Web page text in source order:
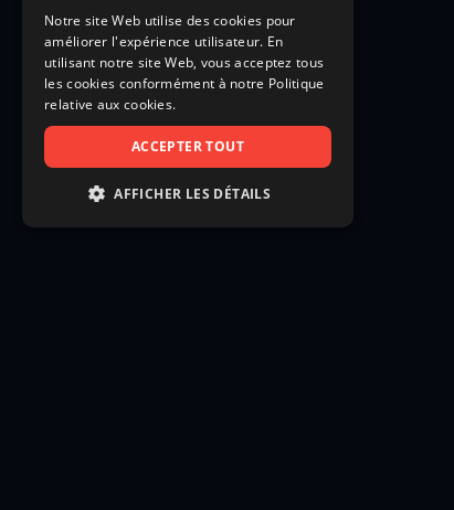
Notre site Web utilise des cookies pour
améliorer l'expérience utilisateur. En
utilisant notre site Web, vous acceptez tous
les cookies conformément à notre Politique
relative aux cookies.
ACCEPTER TOUT
AFFICHER LES DÉTAILS